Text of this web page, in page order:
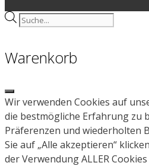
Products
Warenkorb
Close
Wir verwenden Cookies auf
die bestmögliche Erfahrung zu
Präferenzen und wiederholten
Sie auf „Alle akzeptieren“
der Verwendung ALLER